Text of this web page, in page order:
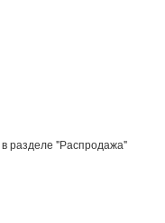
разделе "Распродажа"